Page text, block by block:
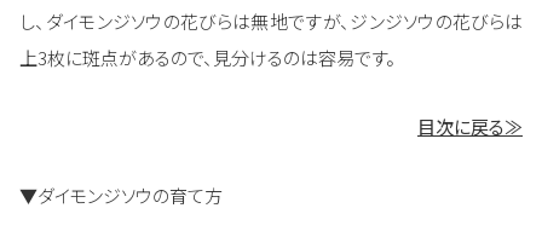
し、ダイモンジソウの花びらは無地ですが、ジンジソウの花びらは
上3枚に斑点があるので、見分けるのは容易です。
目次に戻る≫
▼ダイモンジソウの育て方